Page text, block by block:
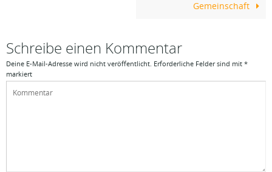
Gemeinschaft
Schreibe einen Kommentar
Deine E-Mail-Adresse wird nicht veröffentlicht. Erforderliche Felder sind mit *
markiert